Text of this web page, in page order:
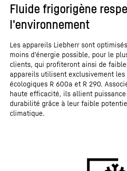
Fluide frigorigène
l'environnement
Les appareils Liebherr sont
moins d’énergie possible, pour le
clients, qui profiteront ainsi de
appareils utilisent exclusivement
écologiques R 600a et R 290.
haute efficacité, ils allient
durabilité grâce à leur faible
climatique.